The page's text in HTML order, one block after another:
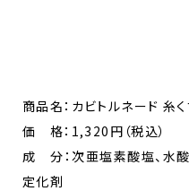
商品名：カビトルネード 糸
価 格：1,320円（税込）
成 分：次亜塩素酸塩、水酸
定化剤​